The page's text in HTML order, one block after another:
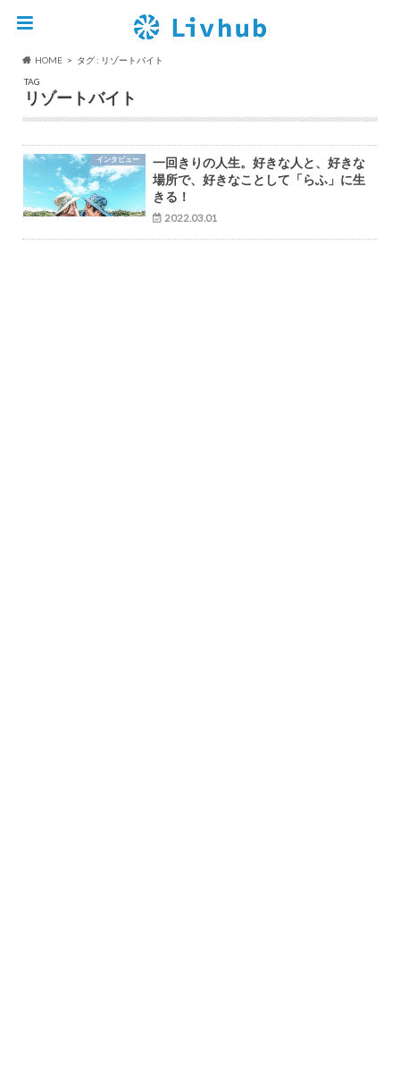
HOME
タグ : リゾートバイト
TAG
リゾートバイト
インタビュー
一回きりの人生。好きな人と、好きな
場所で、好きなことして「らふ」に生
きる！
2022.03.01